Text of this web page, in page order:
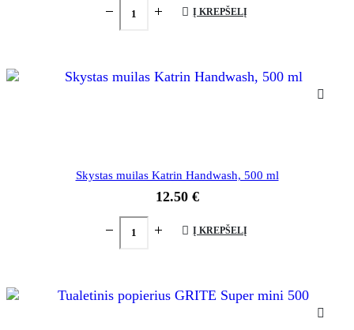
Į KREPŠELĮ
Skystas muilas Katrin Handwash, 500 ml
12.50 €
Į KREPŠELĮ